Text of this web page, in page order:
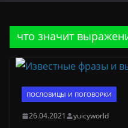
что значит
ПОСЛОВИЦЫ И ПОГОВОРКИ
26.04.2021 yuicyworld